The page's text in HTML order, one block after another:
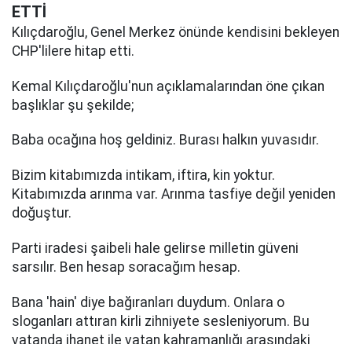
ETTİ
Kılıçdaroğlu, Genel Merkez önünde kendisini bekleyen
CHP'lilere hitap etti.
Kemal Kılıçdaroğlu'nun açıklamalarından öne çıkan
başlıklar şu şekilde;
Baba ocağına hoş geldiniz. Burası halkın yuvasıdır.
Bizim kitabımızda intikam, iftira, kin yoktur.
Kitabımızda arınma var. Arınma tasfiye değil yeniden
doğuştur.
Parti iradesi şaibeli hale gelirse milletin güveni
sarsılır. Ben hesap soracağım hesap.
Bana 'hain' diye bağıranları duydum. Onlara o
sloganları attıran kirli zihniyete sesleniyorum. Bu
vatanda ihanet ile vatan kahramanlığı arasındaki